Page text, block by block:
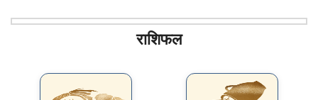
राशिफल